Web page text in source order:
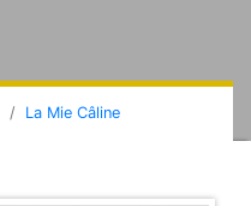
La Mie Câline